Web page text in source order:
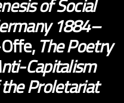
1884–
The Poetry
Capitalism
Proletariat